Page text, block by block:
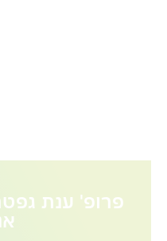
פרופ' ענת